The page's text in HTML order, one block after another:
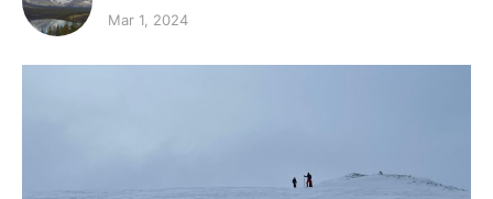
Mar 1, 2024